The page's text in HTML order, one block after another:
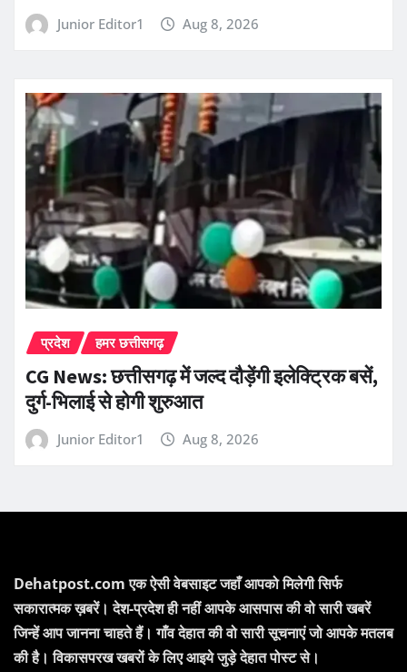
Junior Editor1 Aug 8, 2026
प्रदेश हमर छत्तीसगढ़
CG News: छत्तीसगढ़ में जल्द दौड़ेंगी इलेक्ट्रिक बसें,
दुर्ग-भिलाई से होगी शुरुआत
Junior Editor1 Aug 8, 2026
Dehatpost.com एक ऐसी वेबसाइट जहाँ आपको मिलेगी सिर्फ
सकारात्मक ख़बरें। देश-प्रदेश ही नहीं आपके आसपास की वो सारी खबरें
जिन्हें आप जानना चाहते हैं। गाँव देहात की वो सारी सूचनाएं जो आपके मतलब
की है। विकासपरख खबरों के लिए आइये जुड़े देहात पोस्ट से।